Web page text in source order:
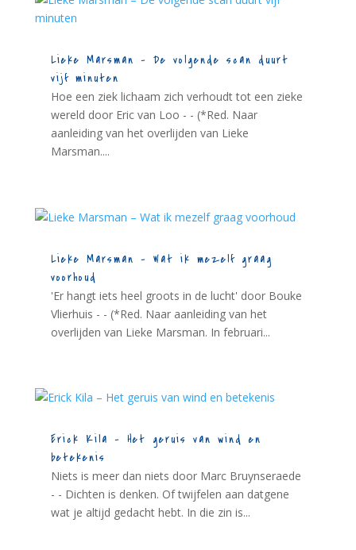
Lieke Marsman – De volgende scan duurt
vijf minuten
Hoe een ziek lichaam zich verhoudt tot een zieke
wereld door Eric van Loo - - (*Red. Naar
aanleiding van het overlijden van Lieke
Marsman....
Lieke Marsman – Wat ik mezelf graag
voorhoud
'Er hangt iets heel groots in de lucht' door Bouke
Vlierhuis - - (*Red. Naar aanleiding van het
overlijden van Lieke Marsman. In februari...
Erick Kila – Het geruis van wind en
betekenis
Niets is meer dan niets door Marc Bruynseraede
- - Dichten is denken. Of twijfelen aan datgene
wat je altijd gedacht hebt. In die zin is...